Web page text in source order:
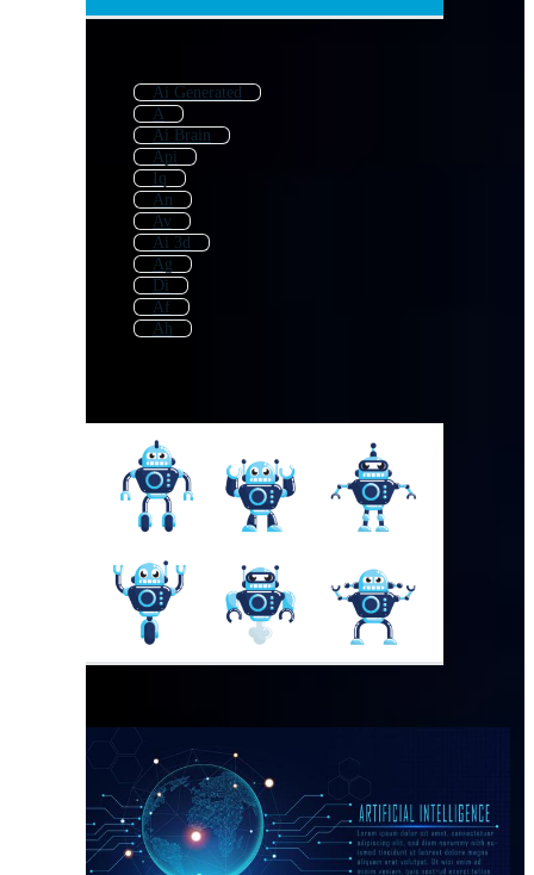
Ai Generated
A
Ai Brain
Api
Iq
An
Av
Ai 3d
Ag
Di
Af
Ah